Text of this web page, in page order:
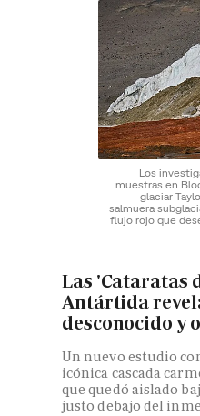
Los
muestras en
glaciar
salmuera
flujo rojo que
Las 'Cataratas
Antártida
desconocido y
Un nuevo estudio
icónica cascada
que quedó aislado
justo debajo del